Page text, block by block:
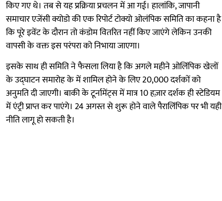
किए गए थे। तब से यह प्रक्रिया प्रचलन में आ गई। हालांकि, जापानी
समाचार एजेंसी क्योडो की एक रिपोर्ट टोक्यो ओलंपिक समिति का कहना है
कि पूरे इवेंट के दौरान तो कंडोम वितरित नहीं किए जाएंगे लेकिन उनकी
वापसी के वक्त इस परंपरा को निभाया जाएगा।
इसके साथ ही समिति ने फैसला लिया है कि अगले महीने ओलिंपिक खेलों
के उद्घाटन समारोह के में शामिल होने के लिए 20,000 दर्शकों को
अनुमति दी जाएगी। बाकी के टूर्नामेंट्स में मात्र 10 हज़ार दर्शक ही स्टेडियम
में एंट्री प्राप्त कर पाएंगे। 24 अगस्त से शुरू होने वाले पैरालिंपिक पर भी यही
नीति लागू हो सकती है।